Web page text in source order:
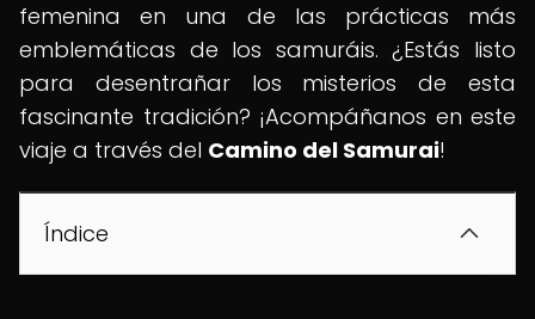
femenina en una de las prácticas más
emblemáticas de los samuráis. ¿Estás listo
para desentrañar los misterios de esta
fascinante tradición? ¡Acompáñanos en este
viaje a través del Camino del Samurai!
Índice